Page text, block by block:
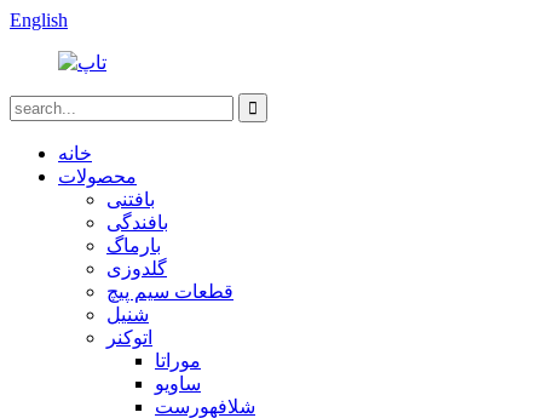
English
خانه
محصولات
بافتنی
بافندگی
بارماگ
گلدوزی
قطعات سیم پیچ
شنیل
اتوکنر
موراتا
ساویو
شلافهورست